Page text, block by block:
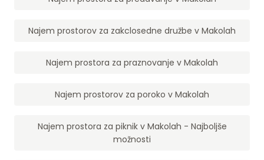
Najem prostorov za zakclosedne družbe v Makolah
Najem prostora za praznovanje v Makolah
Najem prostorov za poroko v Makolah
Najem prostora za piknik v Makolah - Najboljše
možnosti